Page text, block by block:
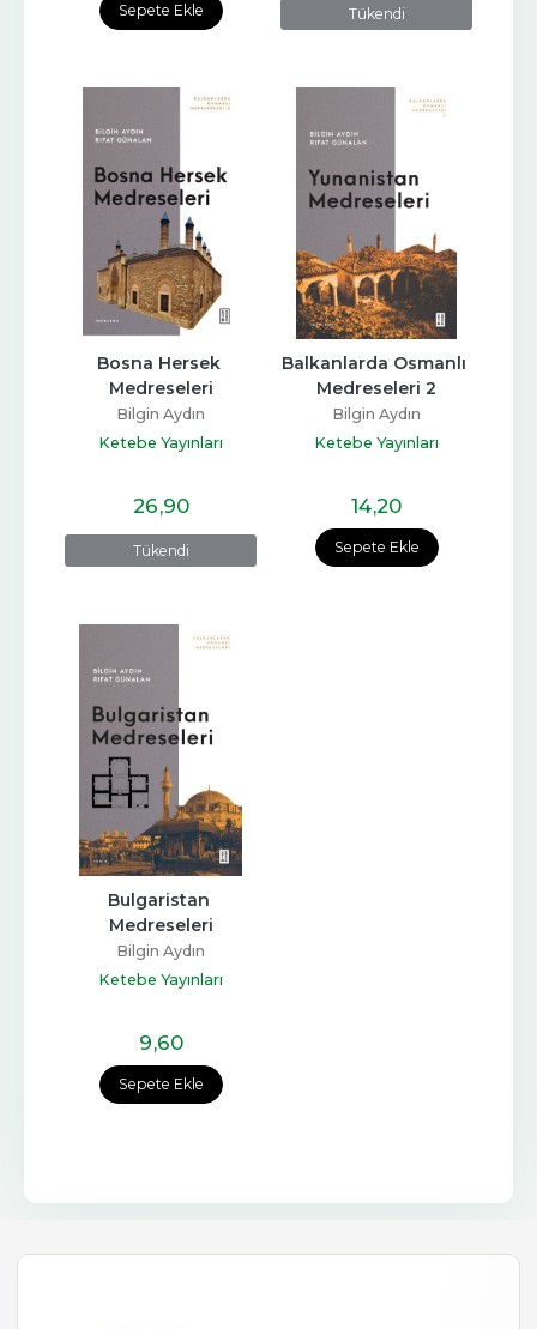
Sepete Ekle Tükendi
Tükendi
Bosna Hersek
Medreseleri
Bilgin Aydın
Ketebe Yayınları
26,90
Sepete Ekle
Balkanlarda Osmanlı
Medreseleri 2
Bilgin Aydın
Ketebe Yayınları
14,20
Sepete Ekle
Bulgaristan
Medreseleri
Bilgin Aydın
Ketebe Yayınları
9,60